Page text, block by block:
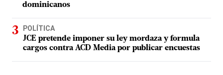
dominicanos
POLÍTICA
JCE pretende imponer su ley mordaza y formula
cargos contra ACD Media por publicar encuestas